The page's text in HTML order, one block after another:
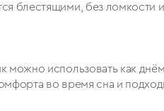
блестящими, без ломкости и
можно использовать как
во время сна и